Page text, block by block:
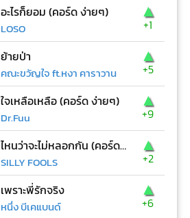
อะไรก็ยอม (คอร์ด ง่ายๆ)
LOSO
▲
+1
ย้ายป่า
คณะขวัญใจ ft.หงา คาราวาน
▲
+5
ใจเหลือเหลือ (คอร์ด ง่ายๆ)
Dr.Fuu
▲
+9
ไหนว่าจะไม่หลอกกัน (คอร์ด ง่ายๆ)
SILLY FOOLS
▲
+2
เพราะพี่รักจริง
หนึ่ง บีเคแบนด์
▲
+6